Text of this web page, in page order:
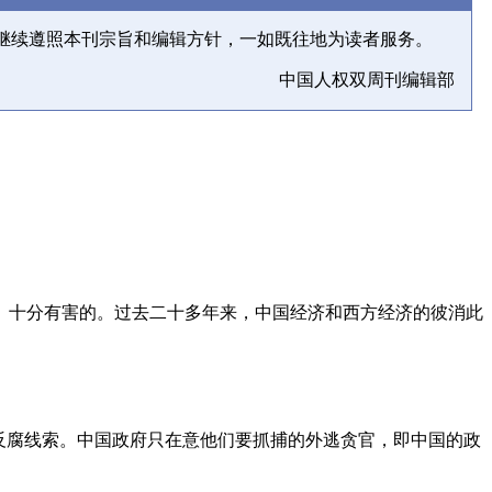
续遵照本刊宗旨和编辑方针，一如既往地为读者服务。
中国人权双周刊编辑部
分有害的。过去二十多年来，中国经济和西方经济的彼消此
线索。中国政府只在意他们要抓捕的外逃贪官，即中国的政